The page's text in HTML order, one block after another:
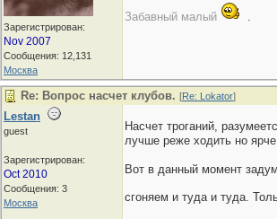
Зарегистрирован:
Nov 2007
Сообщения: 12,131
Москва
Забавный малый .
Re: Вопрос насчет клубов. [Re: Lokator]
Lestan
guest
Зарегистрирован:
Oct 2010
Сообщения: 3
Москва
Насчет троганий,
лучше реже ходить но
Вот в данный момент
сгоняем и туда и туда.